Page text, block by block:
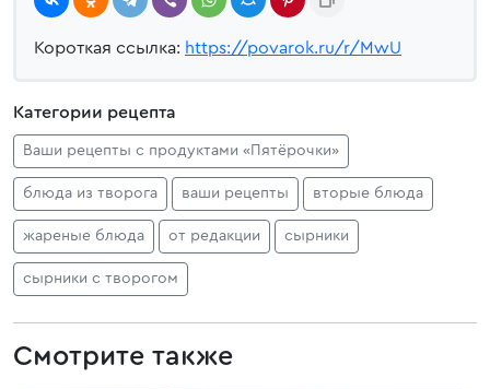
Короткая ссылка: https://povarok.ru/r/MwU
Категории рецепта
Ваши рецепты с продуктами «Пятёрочки»
блюда из творога ваши рецепты вторые блюда
жареные блюда от редакции сырники
сырники с творогом
Смотрите также